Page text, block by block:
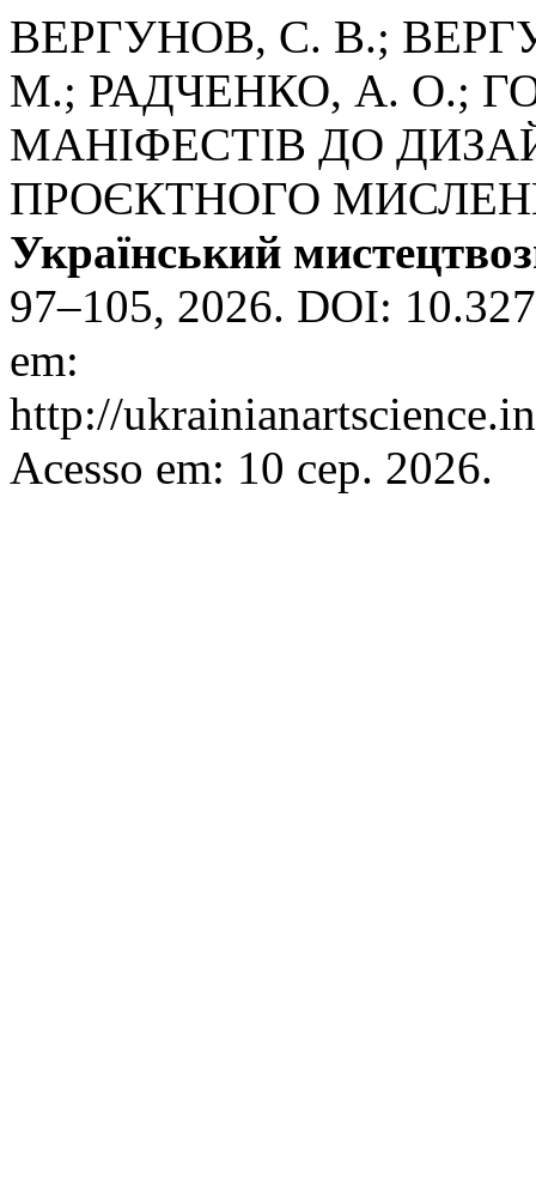
ВЕРГУНОВ, С. В.;
М.; РАДЧЕНКО, А. О.;
МАНІФЕСТІВ ДО
ПРОЄКТНОГО
Український
97–105, 2026. DOI:
em:
http://
Acesso em: 10 сер. 2026.